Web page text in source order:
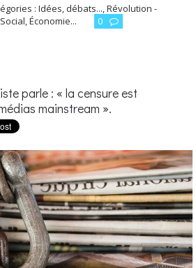
:Idées, débats...,Révolution -
Social, Économie... 0
parle : « la censure est
mainstream ».